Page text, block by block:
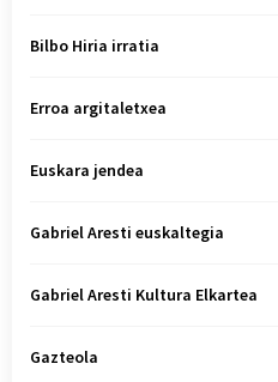
Bilbo Hiria irratia
Erroa argitaletxea
Euskara jendea
Gabriel Aresti euskaltegia
Gabriel Aresti Kultura Elkartea
Gazteola